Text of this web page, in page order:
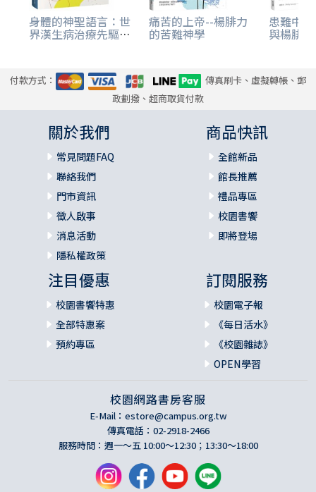
身體的神聖語言：世
界漢生病治療先驅的
痛苦的上帝--楊腓力
的苦難神學
患難中
與楊腓
付款方式：
傳真刷卡、虛擬轉帳、郵
政劃撥、超商取貨付款
關於我們
常見問題FAQ
聯絡我們
門市資訊
徵人啟事
消息活動
隱私權政策
商品快訊
全館新品
館長推薦
禮品專區
校園書饗
即將登場
注目優惠
校園書饗特惠
全部特惠案
預約專區
訂閱服務
校園電子報
《每日活水》
《校園雜誌》
OPEN學習
校園網路書房客服
E-Mail： estore@campus.org.tw
傳真電話：02-2918-2466
服務時間：週一～五 10:00～12:30；13:30～18:00